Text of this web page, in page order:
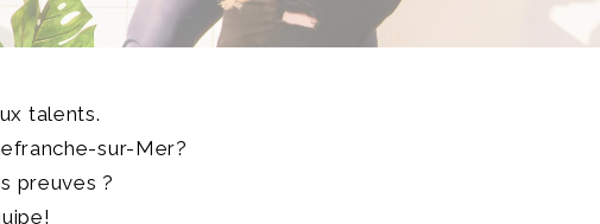
talents.
sur-Mer?
preuves ?